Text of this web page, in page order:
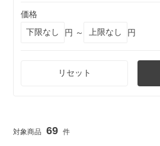
価格
円 ～
円
リセット
69